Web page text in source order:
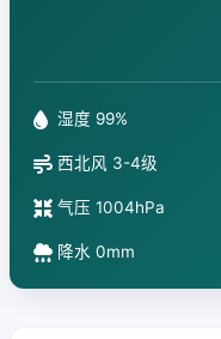
湿度 99%
西北风 3-4级
气压 1004hPa
降水 0mm